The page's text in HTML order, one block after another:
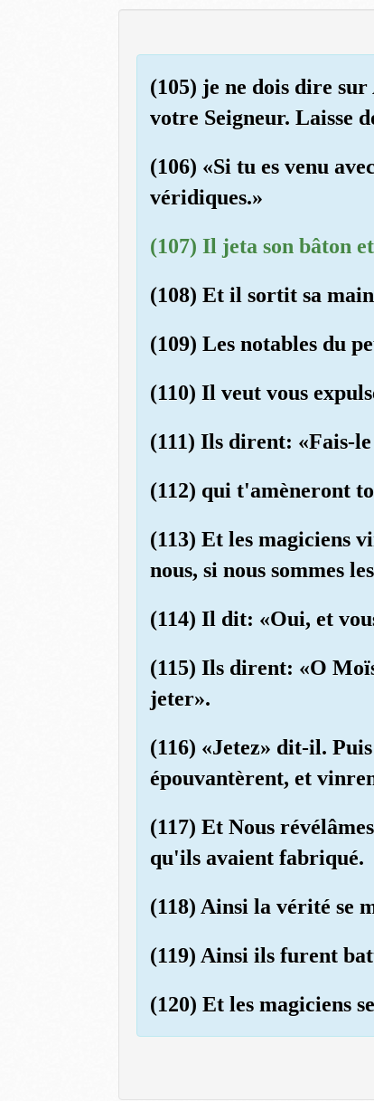
(105) je ne dois dire
votre Seigneur. Laisse
(106) «Si tu es venu
véridiques.»
(107) Il jeta son bâton
(108) Et il sortit sa
(109) Les notables du
(110) Il veut vous
(111) Ils dirent: «Fais-
(112) qui t'amèneront
(113) Et les magiciens
nous, si nous sommes
(114) Il dit: «Oui, et
(115) Ils dirent: «O
jeter».
(116) «Jetez» dit-il.
épouvantèrent, et
(117) Et Nous
qu'ils avaient fabriqué.
(118) Ainsi la vérité se
(119) Ainsi ils furent
(120) Et les magiciens